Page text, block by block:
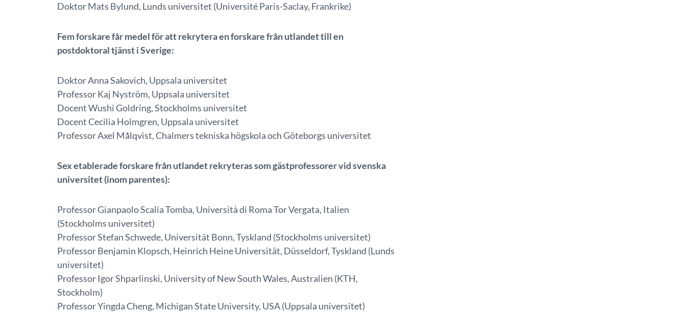
Doktor Mats Bylund, Lunds universitet (Université Paris-Saclay, Frankrike)
Fem forskare får medel för att rekrytera en forskare från utlandet till en
postdoktoral tjänst i Sverige:
Doktor Anna Sakovich, Uppsala universitet
Professor Kaj Nyström, Uppsala universitet
Docent Wushi Goldring, Stockholms universitet
Docent Cecilia Holmgren, Uppsala universitet
Professor Axel Målqvist, Chalmers tekniska högskola och Göteborgs universitet
Sex etablerade forskare från utlandet rekryteras som gästprofessorer vid svenska
universitet (inom parentes):
Professor Gianpaolo Scalia Tomba, Università di Roma Tor Vergata, Italien
(Stockholms universitet)
Professor Stefan Schwede, Universität Bonn, Tyskland (Stockholms universitet)
Professor Benjamin Klopsch, Heinrich Heine Universität, Düsseldorf, Tyskland (Lunds
universitet)
Professor Igor Shparlinski, University of New South Wales, Australien (KTH,
Stockholm)
Professor Yingda Cheng, Michigan State University, USA (Uppsala universitet)